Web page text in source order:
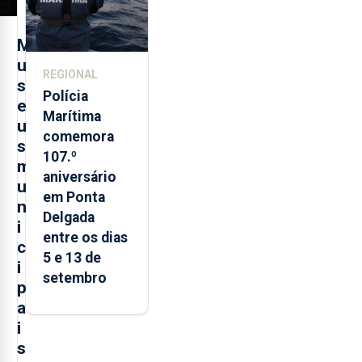
M
u
s
e
u
s
m
u
n
i
c
i
p
a
i
s
REGIONAL
Polícia
Marítima
comemora
107.º
aniversário
em Ponta
Delgada
entre os dias
5 e 13 de
setembro